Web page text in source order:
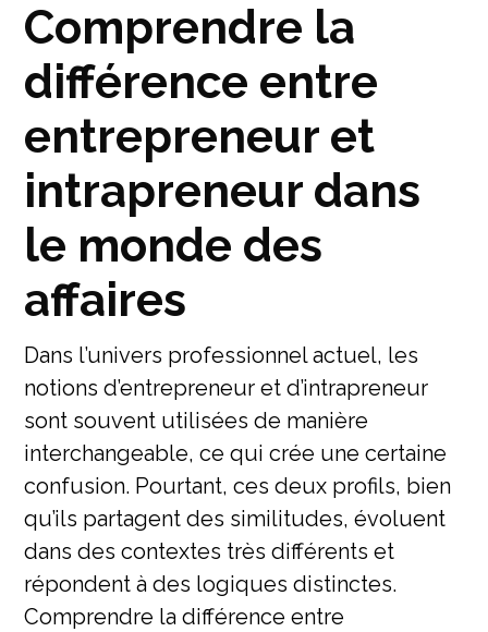
Comprendre la
différence entre
entrepreneur et
intrapreneur dans
le monde des
affaires
Dans l’univers professionnel actuel, les
notions d’entrepreneur et d’intrapreneur
sont souvent utilisées de manière
interchangeable, ce qui crée une certaine
confusion. Pourtant, ces deux profils, bien
qu’ils partagent des similitudes, évoluent
dans des contextes très différents et
répondent à des logiques distinctes.
Comprendre la différence entre